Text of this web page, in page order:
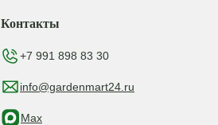
Контакты
+7 991 898 83 30
info@gardenmart24.ru
Max